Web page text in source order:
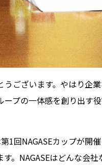
うございます。やはり企
ープの一体感を創り出す
1回NAGASEカップが開
す。NAGASEはどんな会